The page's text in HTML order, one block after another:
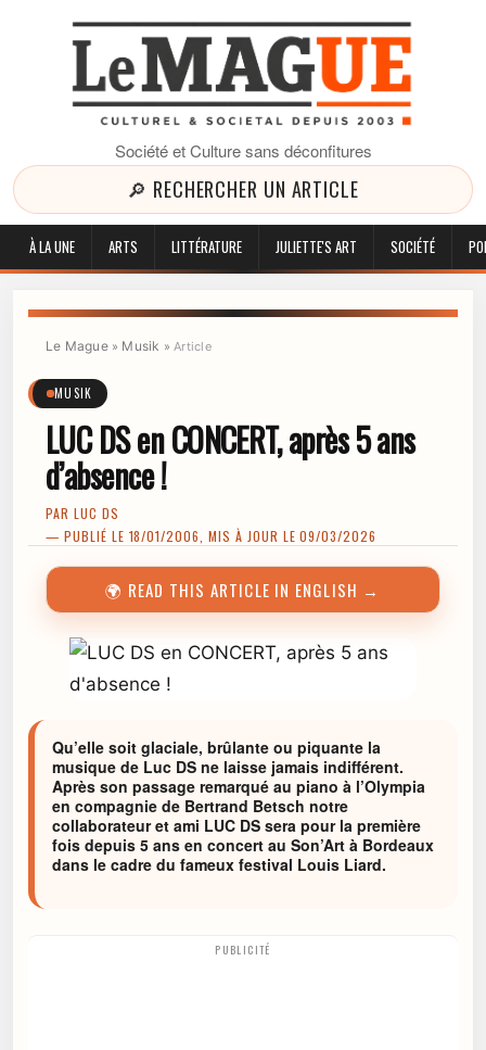
Société et Culture sans déconfitures
🔎 RECHERCHER UN ARTICLE
À LA UNE ARTS LITTÉRATURE JULIETTE'S ART SOCIÉTÉ
Le Mague» Musik »Article
MUSIK
LUC DS en CONCERT, après 5 ans
d’absence !
PAR LUC DS
— PUBLIÉ LE 18/01/2006, MIS À JOUR LE 09/03/2026
🌍 READ THIS ARTICLE IN ENGLISH →
Qu’elle soit glaciale, brûlante ou piquante la
musique de Luc DS ne laisse jamais indifférent.
Après son passage remarqué au piano à l’Olympia
en compagnie de Bertrand Betsch notre
collaborateur et ami LUC DS sera pour la première
fois depuis 5 ans en concert au Son’Art à Bordeaux
dans le cadre du fameux festival Louis Liard.
PUBLICITÉ